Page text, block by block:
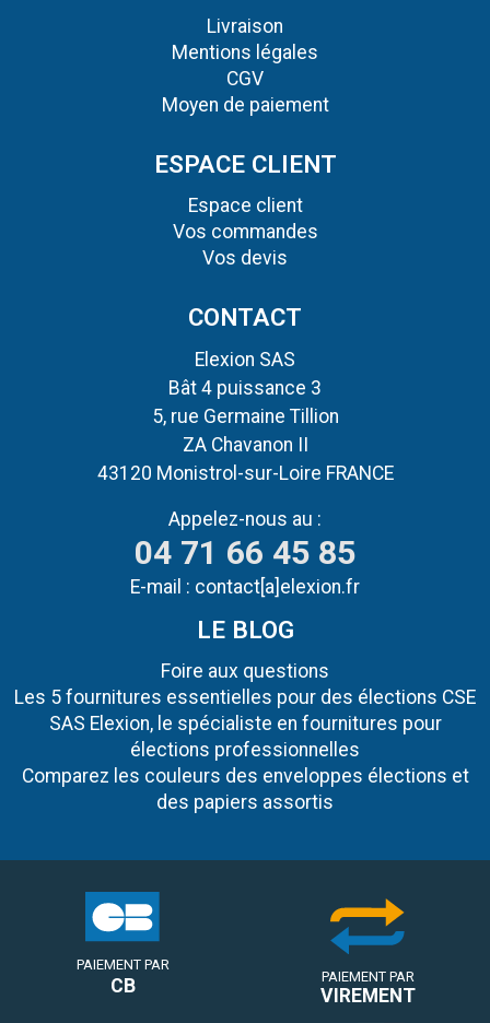
Livraison
Mentions légales
CGV
Moyen de paiement
ESPACE CLIENT
Espace client
Vos commandes
Vos devis
CONTACT
Elexion SAS
Bât 4 puissance 3
5, rue Germaine Tillion
ZA Chavanon II
43120 Monistrol-sur-Loire FRANCE
Appelez-nous au :
04 71 66 45 85
E-mail : contact[a]elexion.fr
LE BLOG
Foire aux questions
Les 5 fournitures essentielles pour des élections CSE
SAS Elexion, le spécialiste en fournitures pour
élections professionnelles
Comparez les couleurs des enveloppes élections et
des papiers assortis
PAIEMENT PAR
CB PAIEMENT PAR
VIREMENT